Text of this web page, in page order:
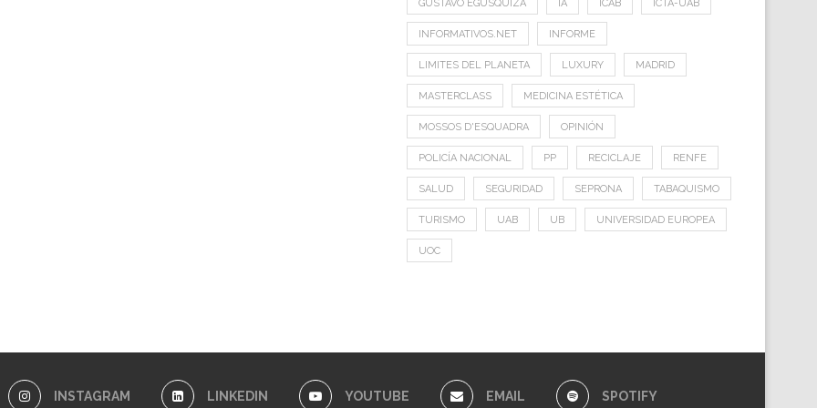
GUSTAVO EGUSQUIZA IA ICAB ICTA-UAB
INFORMATIVOS.NET INFORME
LIMITES DEL PLANETA LUXURY MADRID
MASTERCLASS MEDICINA ESTÉTICA
MOSSOS D'ESQUADRA OPINIÓN
POLICÍA NACIONAL PP RECICLAJE RENFE
SALUD SEGURIDAD SEPRONA TABAQUISMO
TURISMO UAB UB UNIVERSIDAD EUROPEA
UOC
INSTAGRAM LINKEDIN YOUTUBE EMAIL SPOTIFY